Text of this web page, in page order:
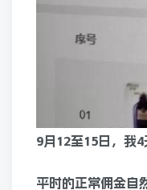
9月12至15日，我
平时的正常佣金自